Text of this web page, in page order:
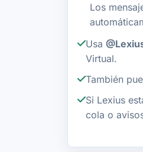
Los
Usa
Virtual.
También
Si Lexius
cola o